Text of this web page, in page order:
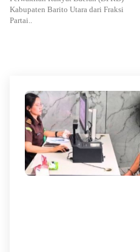
Kabupaten Barito Utara dari Fraksi
Partai..